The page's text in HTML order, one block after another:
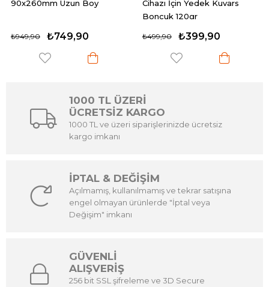
Cihazı İçin Yedek Kuvars
₺399,90
₺499,90
Manikür Pedikür
Sterilizasyon Kutusu
₺409,90
₺499,90
1000 TL ÜZERİ
ÜCRETSİZ KARGO
1000 TL ve üzeri siparişlerinizde ücretsiz
kargo imkanı
İPTAL & DEĞİŞİM
Açılmamış, kullanılmamış ve tekrar satışına
engel olmayan ürünlerde "İptal veya
Değişim" imkanı
GÜVENLİ
ALIŞVERİŞ
256 bit SSL şifreleme ve 3D Secure